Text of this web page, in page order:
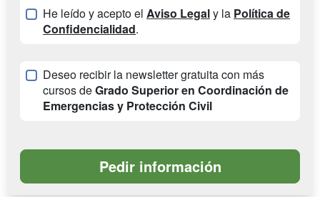
He leído y acepto el Aviso Legaly la Política de
Confidencialidad.
Deseo recibir la newsletter gratuita con más
cursos deGrado Superior en Coordinación de
Emergencias y Protección Civil